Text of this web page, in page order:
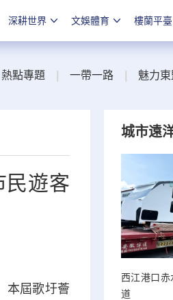
深耕世界 文娛體育 樓蘭平臺
熱點專題 一帶一路 魅力東
民遊客
本屆歌圩薈
城市遠
西江港口赤
道